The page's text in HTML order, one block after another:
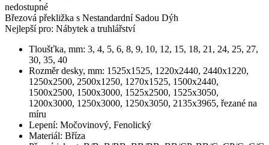
nedostupné
Březová překližka s Nestandardní Sadou Dýh
Nejlepší pro: Nábytek a truhlářství
Tloušťka, mm: 3, 4, 5, 6, 8, 9, 10, 12, 15, 18, 21, 24, 25, 27,
30, 35, 40
Rozměr desky, mm: 1525x1525, 1220x2440, 2440x1220,
1250x2500, 2500x1250, 1270x1525, 1500x2440,
1500x2500, 1500x3000, 1525x2500, 1525x3050,
1200x3000, 1250x3000, 1250x3050, 2135х3965, řezané na
míru
Lepení: Močovinový, Fenolický
Materiál: Bříza